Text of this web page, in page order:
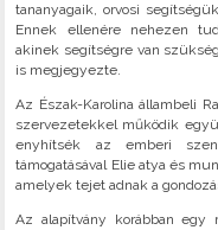
tananyagaik, orvosi
Ennek ellenére nehezen
akinek segítségre van
is megjegyezte.
Az Észak-Karolina állambeli
szervezetekkel működik
enyhítsék az emberi
támogatásával Elie atya és
amelyek tejet adnak a
Az alapítvány korábban egy